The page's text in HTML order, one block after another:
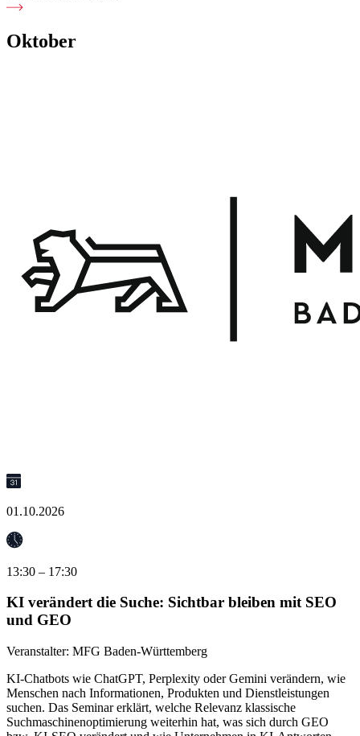
Oktober
01.10.2026
13:30 – 17:30
KI verändert die Suche: Sichtbar bleiben mit SEO
und GEO
Veranstalter: MFG Baden-Württemberg
KI-Chatbots wie ChatGPT, Perplexity oder Gemini verändern, wie
Menschen nach Informationen, Produkten und Dienstleistungen
suchen. Das Seminar erklärt, welche Relevanz klassische
Suchmaschinenoptimierung weiterhin hat, was sich durch GEO